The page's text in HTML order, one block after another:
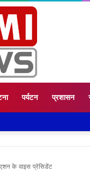
पर्यटन प्रशासन
के वाइस प्रेसिडेंट